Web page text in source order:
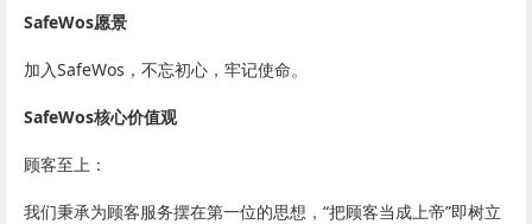
SafeWos愿景
加入SafeWos，不忘初心，牢记使命。
SafeWos核心价值观
顾客至上：
我们秉承为顾客服务摆在第一位的思想，“把顾客当成上帝”即树立